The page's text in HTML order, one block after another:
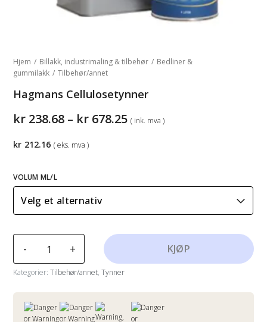
Hjem / Billakk, industrimaling & tilbehør / Bedliner &
gummilakk / Tilbehør/annet
Hagmans Cellulosetynner
kr 238.68 – kr 678.25Prisområde:
kr238.68
( ink. mva )
VOLUM ML/L
-
Cellulosetynner
antall
+ KJØP
Kategorier:Tilbehør/annet,Tynner
kr 212.16 ( eks. mva )